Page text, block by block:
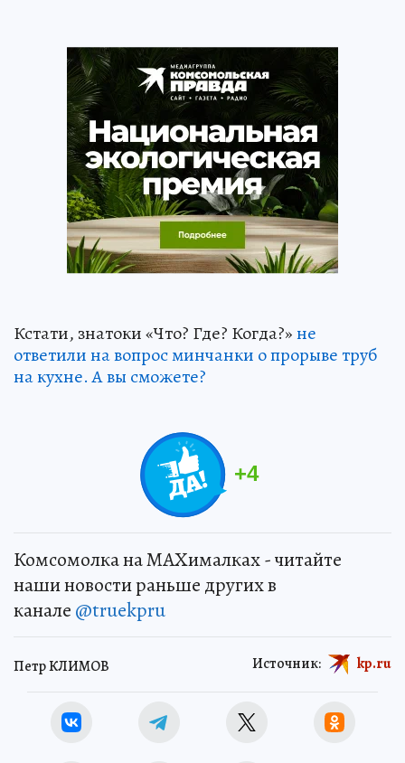
Кстати, знатоки «Что? Где? Когда?»не
ответили на вопрос минчанки о прорыве труб
на кухне. А вы сможете?
+4
Комсомолка на MAXималках - читайте
наши новости раньше других в
канале @truekpru
Петр КЛИМОВ Источник: kp.ru